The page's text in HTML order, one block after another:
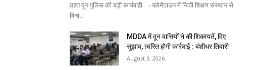
तहत दून पुलिस की बड़ी कार्यवाही - क्लेमेंटाउन में निजी शिक्षण संस्थान से
बिना...
MDDA में दून वासियों ने की शिकायतें, दिए
सुझाव, त्वरित होगी कार्रवाई : बंशीधर तिवारी
August 3, 2026